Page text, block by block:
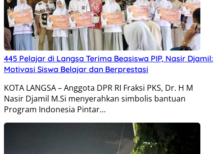
445 Pelajar di Langsa Terima Beasiswa PIP, Nasir Djamil:
Motivasi Siswa Belajar dan Berprestasi
KOTA LANGSA – Anggota DPR RI Fraksi PKS, Dr. H M
Nasir Djamil M.Si menyerahkan simbolis bantuan
Program Indonesia Pintar…